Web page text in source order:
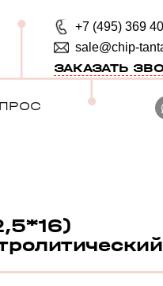
+7 (495) 369
sale@chip-
ЗАКАЗАТЬ